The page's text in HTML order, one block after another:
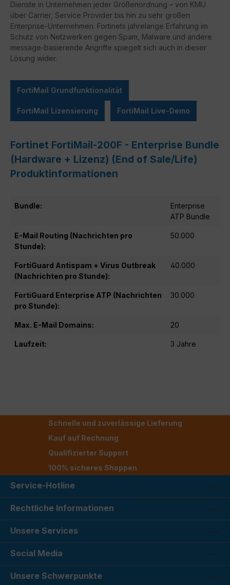
Dienste in Unternehmen jeder Größenordnung – von KMU
über Carrier, Service Provider bis hin zu sehr großen
Enterprise-Unternehmen. Fortinets jahrelange Erfahrung im
Schutz von Netzwerken gegen Spam, Malware und andere
message-basierende Angriffe spiegelt sich auch in dieser
Lösung wider.
FortiMail Grundfunktionalität
FortiMail Lizensierung FortiMail Live-Demo
Fortinet FortiMail-200F - Enterprise Bundle
(Hardware + Lizenz) (End of Sale/Life)
Produktinformationen
Bundle:
Enterprise
ATP Bundle
E-Mail Routing (Nachrichten pro
Stunde):
50.000
FortiGuard Antispam + Virus Outbreak
(Nachrichten pro Stunde):
40.000
FortiGuard Enterprise ATP (Nachrichten
pro Stunde):
30.000
Max. E-Mail Domains: 20
Laufzeit: 3 Jahre
Schnelle und zuverlässige Lieferung
Kauf auf Rechnung
Qualifizierter Support
100% sicheres Shoppen
Service-Hotline
Rechtliche Informationen
Unsere Services
Social Media
Unsere Schwerpunkte